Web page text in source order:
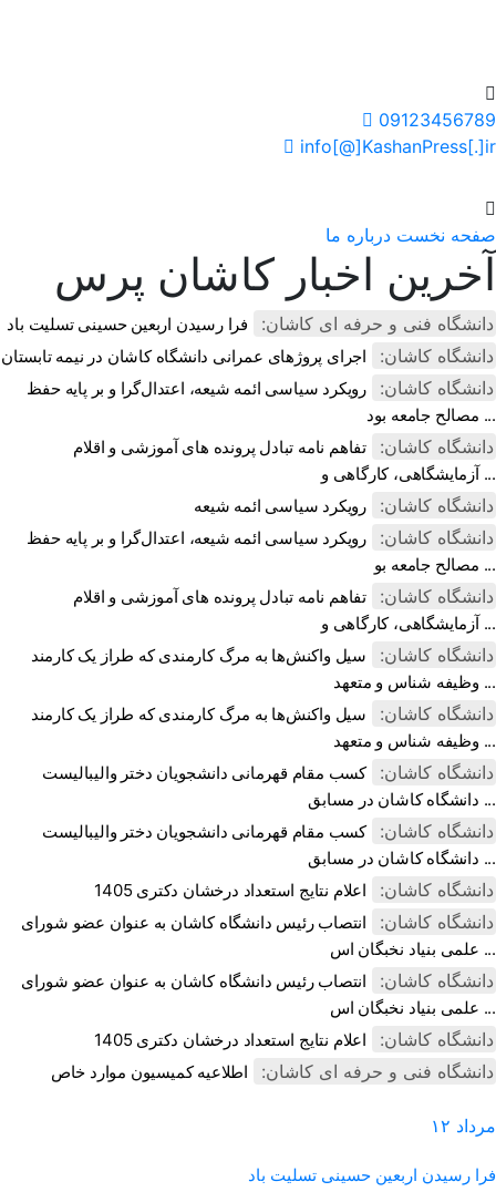
09123456789
info[@]KashanPress[.]ir
صفحه نخست درباره ما
آخرین اخبار کاشان پرس
دانشگاه فنی و حرفه ای کاشان: فرا رسیدن اربعین حسینی تسلیت باد
دانشگاه کاشان: اجرای پروژهای عمرانی دانشگاه کاشان در نیمه تابستان
دانشگاه کاشان:
رویکرد سیاسی ائمه شیعه، اعتدال‌گرا و بر پایه حفظ
مصالح جامعه بود ...
دانشگاه کاشان:
تفاهم نامه تبادل پرونده‌ های آموزشی و اقلام
آزمایشگاهی، کارگاهی و ...
دانشگاه کاشان: رویکرد سیاسی ائمه شیعه
دانشگاه کاشان:
رویکرد سیاسی ائمه شیعه، اعتدال‌گرا و بر پایه حفظ
مصالح جامعه بو ...
دانشگاه کاشان:
تفاهم نامه تبادل پرونده‌ های آموزشی و اقلام
آزمایشگاهی، کارگاهی و ...
دانشگاه کاشان:
سیل واکنش‌ها به مرگ کارمندی که طراز یک کارمند
وظیفه شناس و متعهد ...
دانشگاه کاشان:
سیل واکنش‌ها به مرگ کارمندی که طراز یک کارمند
وظیفه شناس و متعهد ...
دانشگاه کاشان:
کسب مقام قهرمانی دانشجویان دختر والیبالیست
دانشگاه کاشان در مسابق ...
دانشگاه کاشان:
کسب مقام قهرمانی دانشجویان دختر والیبالیست
دانشگاه کاشان در مسابق ...
دانشگاه کاشان: اعلام نتایج استعداد درخشان دکتری 1405
دانشگاه کاشان:
انتصاب رئیس دانشگاه کاشان به عنوان عضو شورای
علمی بنیاد نخبگان اس ...
دانشگاه کاشان:
انتصاب رئیس دانشگاه کاشان به عنوان عضو شورای
علمی بنیاد نخبگان اس ...
دانشگاه کاشان: اعلام نتایج استعداد درخشان دکتری 1405
دانشگاه فنی و حرفه ای کاشان: اطلاعیه کمیسیون موارد خاص
۱۲ مرداد
فرا رسیدن اربعین حسینی تسلیت باد